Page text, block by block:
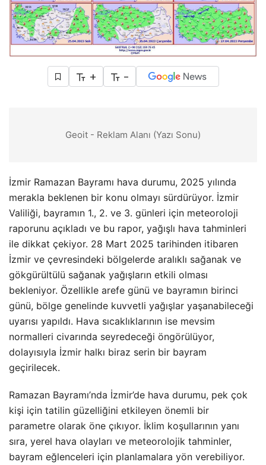
+ -
Geoit - Reklam Alanı (Yazı Sonu)
İzmir Ramazan Bayramı hava durumu, 2025 yılında
merakla beklenen bir konu olmayı sürdürüyor. İzmir
Valiliği, bayramın 1., 2. ve 3. günleri için meteoroloji
raporunu açıkladı ve bu rapor, yağışlı hava tahminleri
ile dikkat çekiyor. 28 Mart 2025 tarihinden itibaren
İzmir ve çevresindeki bölgelerde aralıklı sağanak ve
gökgürültülü sağanak yağışların etkili olması
bekleniyor. Özellikle arefe günü ve bayramın birinci
günü, bölge genelinde kuvvetli yağışlar yaşanabileceği
uyarısı yapıldı. Hava sıcaklıklarının ise mevsim
normalleri civarında seyredeceği öngörülüyor,
dolayısıyla İzmir halkı biraz serin bir bayram
geçirilecek.
Ramazan Bayramı’nda İzmir’de hava durumu, pek çok
kişi için tatilin güzelliğini etkileyen önemli bir
parametre olarak öne çıkıyor. İklim koşullarının yanı
sıra, yerel hava olayları ve meteorolojik tahminler,
bayram eğlenceleri için planlamalara yön verebiliyor.